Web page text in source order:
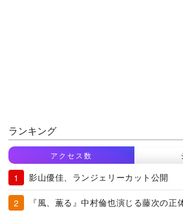
ランキング
アクセス数
影山優佳、ランジェリーカット公開
『風、薫る』中村倫也演じる藤次の正